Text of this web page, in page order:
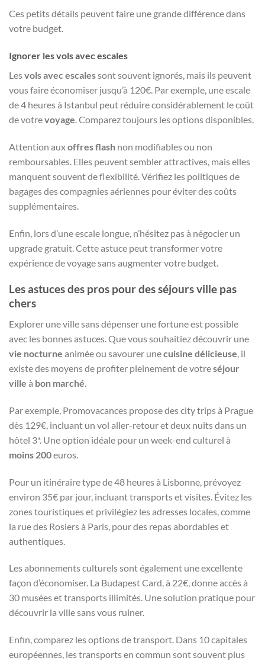
Ces petits détails peuvent faire une grande différence dans
votre budget.
Ignorer les vols avec escales
Lesvols avec escalessont souvent ignorés, mais ils peuvent
vous faire économiser jusqu’à 120€. Par exemple, une escale
de 4 heures à Istanbul peut réduire considérablement le coût
de votrevoyage. Comparez toujours les options disponibles.
Attention auxoffres flash non modifiables ou non
remboursables. Elles peuvent sembler attractives, mais elles
manquent souvent de flexibilité. Vérifiez les politiques de
bagages des compagnies aériennes pour éviter des coûts
supplémentaires.
Enfin, lors d’une escale longue, n’hésitez pas à négocier un
upgrade gratuit. Cette astuce peut transformer votre
expérience de voyage sans augmenter votre budget.
Les astuces des pros pour des séjours ville pas
chers
Explorer une ville sans dépenser une fortune est possible
avec les bonnes astuces. Que vous souhaitiez découvrir une
vie nocturne animée ou savourer unecuisine délicieuse, il
existe des moyens de profiter pleinement de votreséjour
ville à bon marché.
Par exemple, Promovacances propose des city trips à Prague
dès 129€, incluant un vol aller-retour et deux nuits dans un
hôtel 3*. Une option idéale pour un week-end culturel à
moins 200euros.
Pour un itinéraire type de 48 heures à Lisbonne, prévoyez
environ 35€ par jour, incluant transports et visites. Évitez les
zones touristiques et privilégiez les adresses locales, comme
la rue des Rosiers à Paris, pour des repas abordables et
authentiques.
Les abonnements culturels sont également une excellente
façon d’économiser. La Budapest Card, à 22€, donne accès à
30 musées et transports illimités. Une solution pratique pour
découvrir la ville sans vous ruiner.
Enfin, comparez les options de transport. Dans 10 capitales
européennes, les transports en commun sont souvent plus